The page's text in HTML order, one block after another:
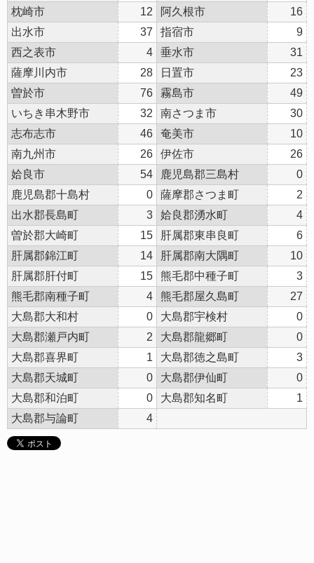
枕崎市
12 阿久根市
16
出水市
37 指宿市
9
西之表市
4 垂水市
31
薩摩川内市
28 日置市
23
曽於市
76 霧島市
49
いちき串木野市
32 南さつま市
30
志布志市
46 奄美市
10
南九州市
26 伊佐市
26
姶良市
54 鹿児島郡三島村
0
鹿児島郡十島村
0 薩摩郡さつま町
2
出水郡長島町
3 姶良郡湧水町
4
曽於郡大崎町
15 肝属郡東串良町
6
肝属郡錦江町
14 肝属郡南大隅町
10
肝属郡肝付町
15 熊毛郡中種子町
3
熊毛郡南種子町
4 熊毛郡屋久島町
27
大島郡大和村
0 大島郡宇検村
0
大島郡瀬戸内町
2 大島郡龍郷町
0
大島郡喜界町
1 大島郡徳之島町
3
大島郡天城町
0 大島郡伊仙町
0
大島郡和泊町
0 大島郡知名町
1
大島郡与論町
4